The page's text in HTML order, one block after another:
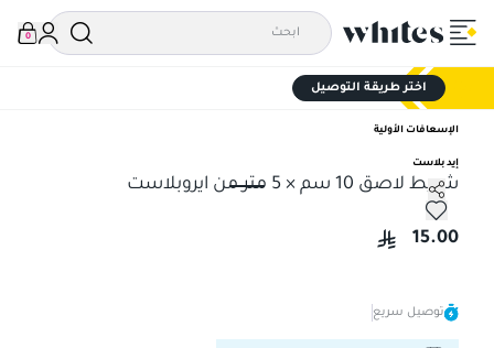
0
اختر طريقة التوصيل
الإسعافات الأولية
إيد بلاست
شريط لاصق 10 سم × 5 متر من ايروبلاست
شريط لاصق 10 سم × 5 متر من ايروبلاست
15.00
توصيل سريع